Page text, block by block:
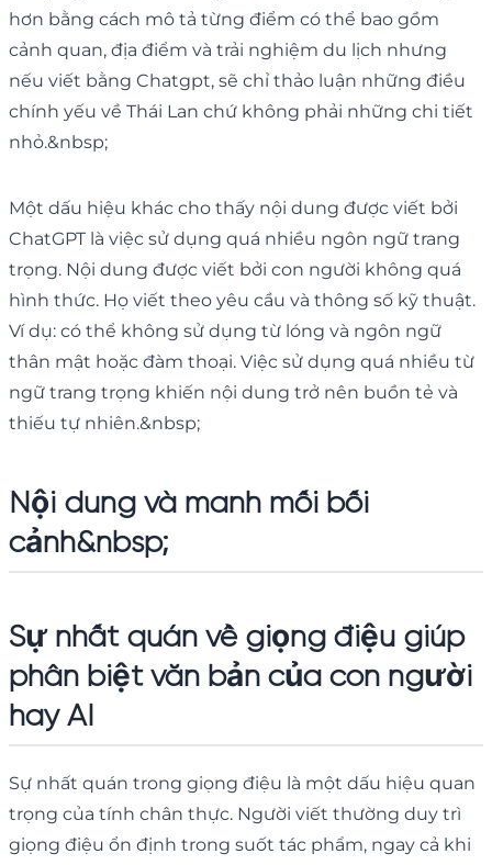
hơn bằng cách mô tả từng điểm có thể bao gồm
cảnh quan, địa điểm và trải nghiệm du lịch nhưng
nếu viết bằng Chatgpt, sẽ chỉ thảo luận những điều
chính yếu về Thái Lan chứ không phải những chi tiết
nhỏ.&nbsp;
Một dấu hiệu khác cho thấy nội dung được viết bởi
ChatGPT là việc sử dụng quá nhiều ngôn ngữ trang
trọng. Nội dung được viết bởi con người không quá
hình thức. Họ viết theo yêu cầu và thông số kỹ thuật.
Ví dụ: có thể không sử dụng từ lóng và ngôn ngữ
thân mật hoặc đàm thoại. Việc sử dụng quá nhiều từ
ngữ trang trọng khiến nội dung trở nên buồn tẻ và
thiếu tự nhiên.&nbsp;
Nội dung và manh mối bối
cảnh&nbsp;
Sự nhất quán về giọng điệu giúp
phân biệt văn bản của con người
hay AI
Sự nhất quán trong giọng điệu là một dấu hiệu quan
trọng của tính chân thực. Người viết thường duy trì
giọng điệu ổn định trong suốt tác phẩm, ngay cả khi